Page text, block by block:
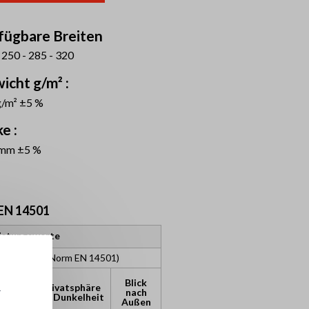
Breiten
- 285 - 320
g/m² :
m² ±5 %
:
±5 %
14501
(Norm EN 14501)
Privatsphäre
bei Dunkelheit
Blick
nach
Außen